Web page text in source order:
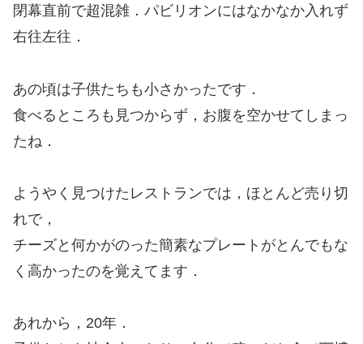
閉幕直前で超混雑．パビリオンにはなかなか入れず
右往左往．
あの頃は子供たちも小さかったです．
食べるところも見つからず，お腹を空かせてしまっ
たね．
ようやく見つけたレストランでは，ほとんど売り切
れで，
チーズと何かがのった簡素なプレートがとんでもな
く高かったのを覚えてます．
あれから，20年．